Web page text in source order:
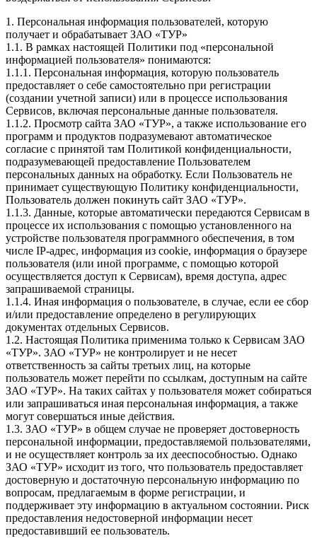
1. Персональная информация пользователей, которую
получает и обрабатывает ЗАО «ТУР»
1.1. В рамках настоящей Политики под «персональной
информацией пользователя» понимаются:
1.1.1. Персональная информация, которую пользователь
предоставляет о себе самостоятельно при регистрации
(создании учетной записи) или в процессе использования
Сервисов, включая персональные данные пользователя.
1.1.2. Просмотр сайта ЗАО «ТУР», а также использование его
программ и продуктов подразумевают автоматическое
согласие с принятой там Политикой конфиденциальности,
подразумевающей предоставление Пользователем
персональных данных на обработку. Если Пользователь не
принимает существующую Политику конфиденциальности,
Пользователь должен покинуть сайт ЗАО «ТУР».
1.1.3. Данные, которые автоматически передаются Сервисам в
процессе их использования с помощью установленного на
устройстве пользователя программного обеспечения, в том
числе IP-адрес, информация из cookie, информация о браузере
пользователя (или иной программе, с помощью которой
осуществляется доступ к Сервисам), время доступа, адрес
запрашиваемой страницы.
1.1.4. Иная информация о пользователе, в случае, если ее сбор
и/или предоставление определено в регулирующих
документах отдельных Сервисов.
1.2. Настоящая Политика применима только к Сервисам ЗАО
«ТУР». ЗАО «ТУР» не контролирует и не несет
ответственность за сайты третьих лиц, на которые
пользователь может перейти по ссылкам, доступным на сайте
ЗАО «ТУР». На таких сайтах у пользователя может собираться
или запрашиваться иная персональная информация, а также
могут совершаться иные действия.
1.3. ЗАО «ТУР» в общем случае не проверяет достоверность
персональной информации, предоставляемой пользователями,
и не осуществляет контроль за их дееспособностью. Однако
ЗАО «ТУР» исходит из того, что пользователь предоставляет
достоверную и достаточную персональную информацию по
вопросам, предлагаемым в форме регистрации, и
поддерживает эту информацию в актуальном состоянии. Риск
предоставления недостоверной информации несет
предоставивший ее пользователь.